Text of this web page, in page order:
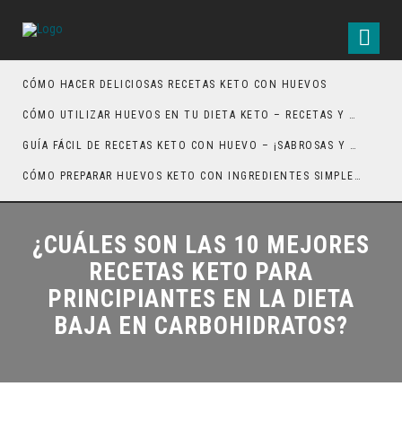
CÓMO HACER DELICIOSAS RECETAS KETO CON HUEVOS
CÓMO UTILIZAR HUEVOS EN TU DIETA KETO – RECETAS Y CONSEJOS
GUÍA FÁCIL DE RECETAS KETO CON HUEVO – ¡SABROSAS Y SALUDABLES!
CÓMO PREPARAR HUEVOS KETO CON INGREDIENTES SIMPLES Y DELICIOSOS
¿CUÁLES SON LAS 10 MEJORES
RECETAS KETO PARA
PRINCIPIANTES EN LA DIETA
BAJA EN CARBOHIDRATOS?